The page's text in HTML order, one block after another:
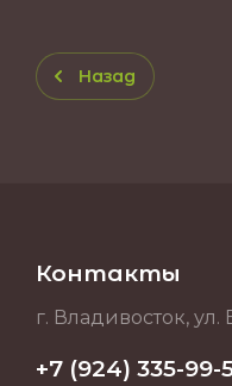
Назад
Контакты
г. Владивосток,
+7 (924) 335-99-